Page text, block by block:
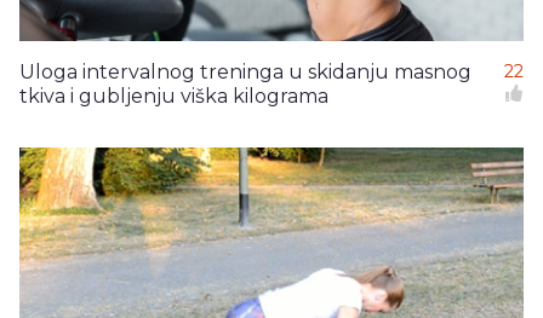
Uloga intervalnog treninga u skidanju masnog
tkiva i gubljenju viška kilograma
22